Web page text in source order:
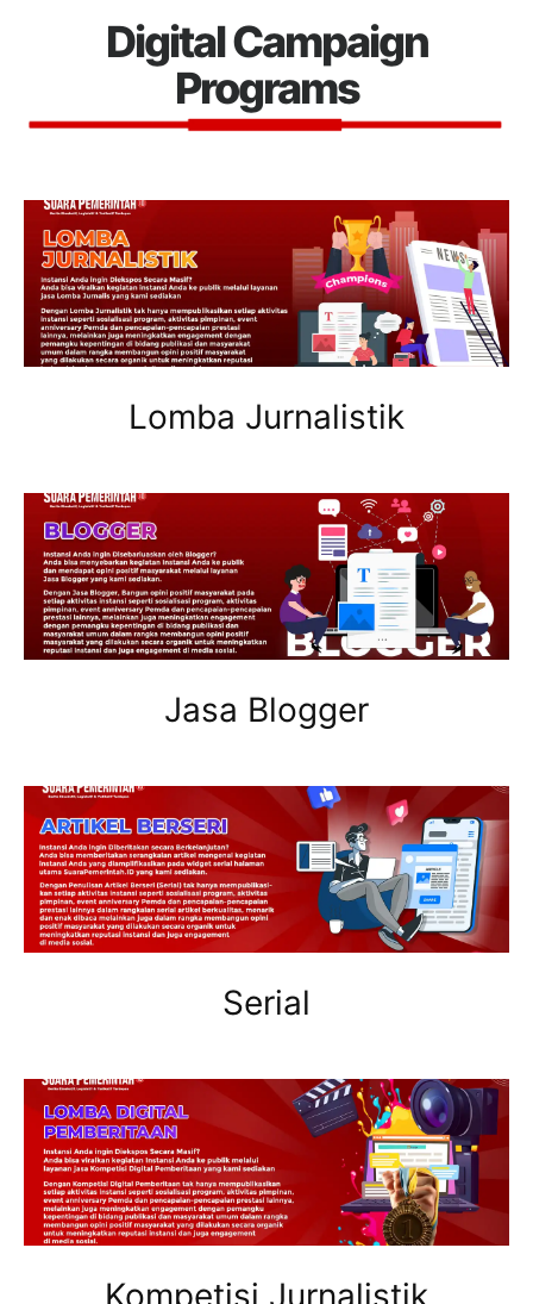
Digital Campaign
Programs
Lomba Jurnalistik
Jasa Blogger
Serial
Kompetisi Jurnalistik